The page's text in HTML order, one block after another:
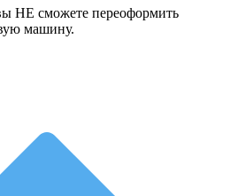
НЕ сможете переоформить
машину.